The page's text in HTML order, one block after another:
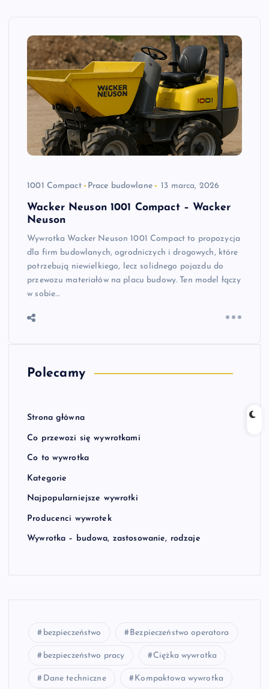
1001 Compact Prace budowlane 13 marca, 2026
Wacker Neuson 1001 Compact – Wacker
Neuson
Wywrotka Wacker Neuson 1001 Compact to propozycja
dla firm budowlanych, ogrodniczych i drogowych, które
potrzebują niewielkiego, lecz solidnego pojazdu do
przewozu materiałów na placu budowy. Ten model łączy
w sobie…
Polecamy
Strona główna
Co przewozi się wywrotkami
Co to wywrotka
Kategorie
Najpopularniejsze wywrotki
Producenci wywrotek
Wywrotka – budowa, zastosowanie, rodzaje
bezpieczeństwo Bezpieczeństwo operatora
bezpieczeństwo pracy Ciężka wywrotka
Dane techniczne Kompaktowa wywrotka